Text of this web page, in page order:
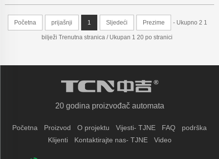
Početna prijašnji 1 Sljedeći Prezime - Ukupno 2 1
bilježi Trenutna stranica / Ukupan 1 20 po stranici
20 godina proizvođač automata
Početna Proizvod O projektu Vijesti- TJNE FAQ
podrška
Klijenti
Kontaktirajte nas- TJNE Video